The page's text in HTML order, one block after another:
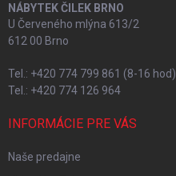
NÁBYTEK ČILEK BRNO
U Červeného mlýna 613/2
612 00 Brno
Tel.: +420 774 799 861 (8-16 hod)
Tel.: +420 774 126 964
INFORMÁCIE PRE VÁS
Naše predajne